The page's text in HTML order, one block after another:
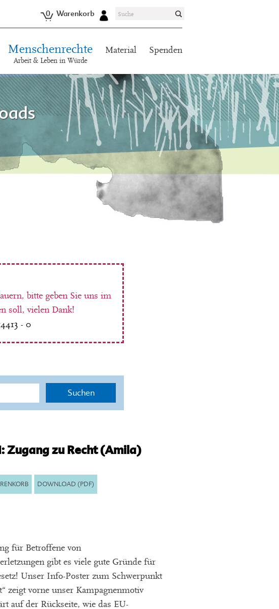
0 Warenkorb
Menschenrechte
Arbeit & Leben in Würde
Material Spenden
bitte geben Sie uns im
soll, vielen Dank!
- 0
Suchen
Zugang zu Recht (Amila)
DOWNLOAD (PDF)
für Betroffene von
gibt es viele gute Gründe für
Unser Info-Poster zum Schwerpunkt
zeigt vorne unser Kampagnenmotiv
auf der Rückseite, wie das EU-